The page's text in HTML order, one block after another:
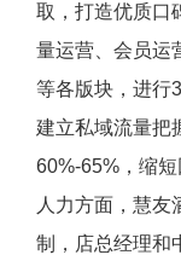
取，打造优质口
量运营、会员运
等各版块，进行
建立私域流量把
60%-65%，缩短
人力方面，慧友
制，店总经理和